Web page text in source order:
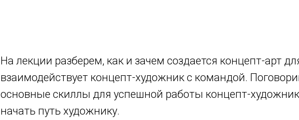
На лекции разберем, как и зачем создается концепт-арт
взаимодействует концепт-художник с командой.
основные скиллы для успешной работы концепт-
начать путь художнику.